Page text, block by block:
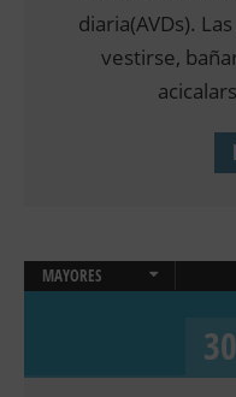
diaria(AVDs).
vestirse,
MAYORES
30